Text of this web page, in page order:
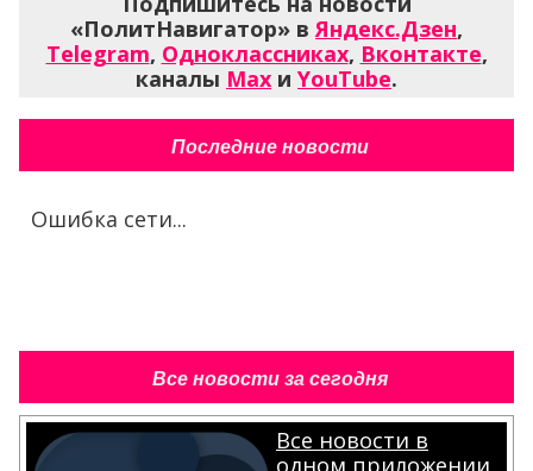
«ПолитНавигатор» вЯндекс.Дзен,
Telegram, Одноклассниках, Вконтакте,
каналы Max и YouTube.
Последние новости
Ошибка сети...
Все новости за сегодня
Все новости в
одном приложении